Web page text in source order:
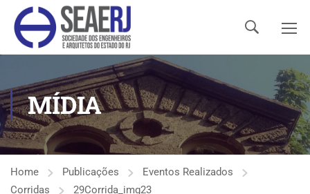
MÍDIA
Home Publicações
Eventos Realizados
Corridas
29Corrida_img23